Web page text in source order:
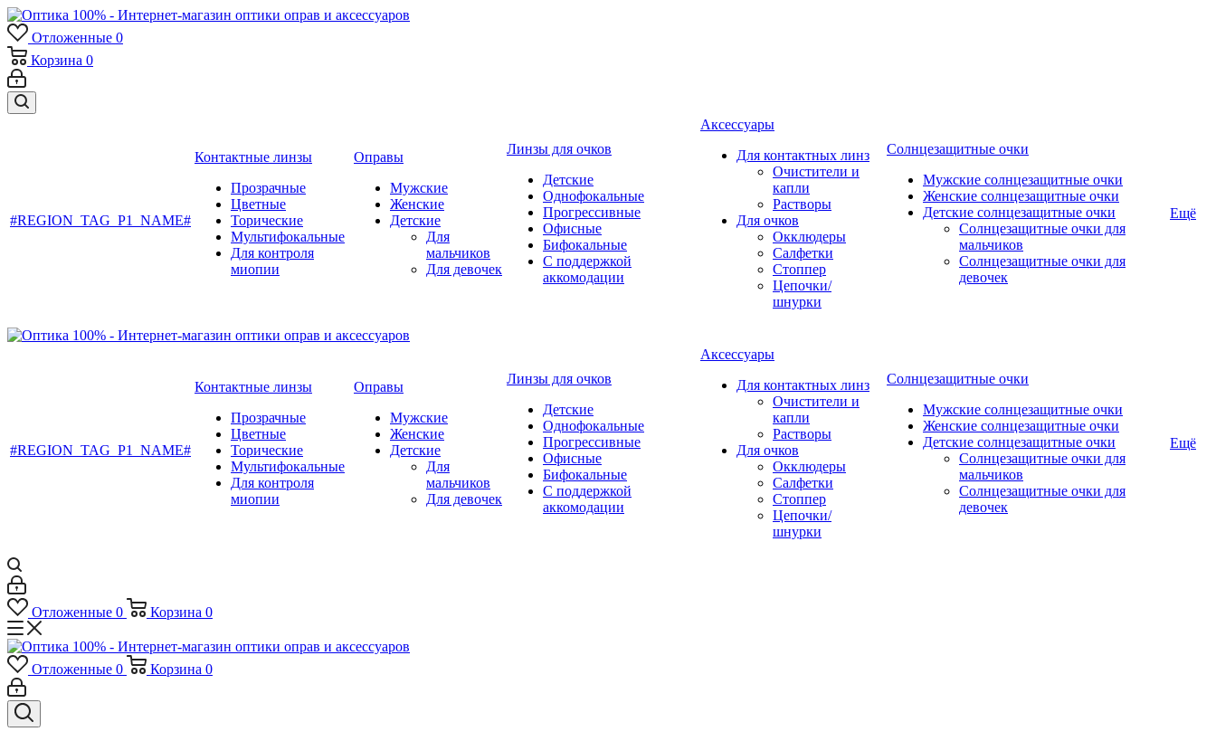
Отложенные 0
Корзина 0
#REGION_TAG_P1_NAME#
Контактные линзы
Прозрачные
Цветные
Торические
Мультифокальные
Для контроля
миопии
Оправы
Мужские
Женские
Детские
Для
мальчиков
Для девочек
Линзы для очков
Детские
Однофокальные
Прогрессивные
Офисные
Бифокальные
С поддержкой
аккомодации
Аксессуары
Для контактных линз
Очистители и
капли
Растворы
Для очков
Окклюдеры
Салфетки
Стоппер
Цепочки/
шнурки
Солнцезащитные очки
Мужские солнцезащитные очки
Женские солнцезащитные очки
Детские солнцезащитные очки
Солнцезащитные очки для
мальчиков
Солнцезащитные очки для
девочек
Ещё
#REGION_TAG_P1_NAME#
Контактные линзы
Прозрачные
Цветные
Торические
Мультифокальные
Для контроля
миопии
Оправы
Мужские
Женские
Детские
Для
мальчиков
Для девочек
Линзы для очков
Детские
Однофокальные
Прогрессивные
Офисные
Бифокальные
С поддержкой
аккомодации
Аксессуары
Для контактных линз
Очистители и
капли
Растворы
Для очков
Окклюдеры
Салфетки
Стоппер
Цепочки/
шнурки
Солнцезащитные очки
Мужские солнцезащитные очки
Женские солнцезащитные очки
Детские солнцезащитные очки
Солнцезащитные очки для
мальчиков
Солнцезащитные очки для
девочек
Ещё
Отложенные 0 Корзина 0
Отложенные 0 Корзина 0